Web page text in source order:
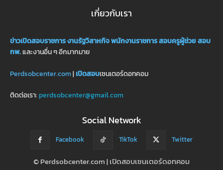
เกี่ยวกับเรา
ข่าวเปิดสอบราชการงานรัฐวิสาหกิจพนักงานราชการสอบครูผู้ช่วยสอบ
กพ.และงานอื่น ๆ อีกมากมาย
Perdsobcenter.com|เปิดสอบเซนเตอร์ดอทคอม
ติดต่อเรา: perdsobcenter@gmail.com
Social Network
Facebook TikTok Twitter
© Perdsobcenter.com | เปิดสอบเซนเตอร์ดอทคอม